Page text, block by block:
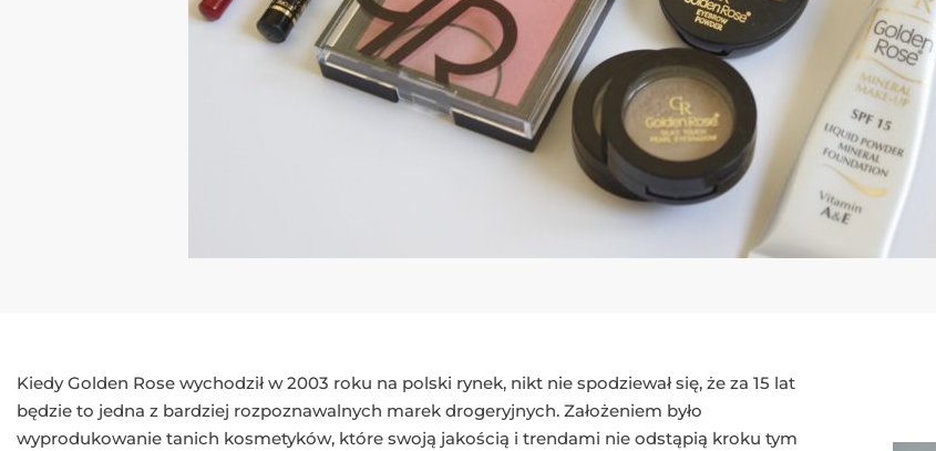
Kiedy Golden Rose wychodził w 2003 roku na polski rynek, nikt nie spodziewał się, że za 15 lat
będzie to jedna z bardziej rozpoznawalnych marek drogeryjnych. Założeniem było
wyprodukowanie tanich kosmetyków, które swoją jakością i trendami nie odstąpią kroku tym